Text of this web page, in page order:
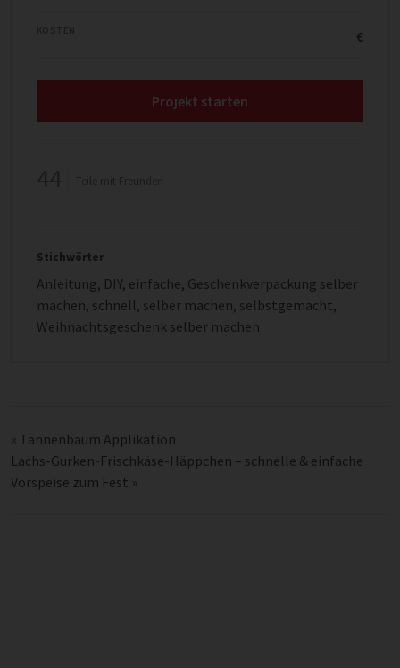
€
Projekt starten
Stichwörter
Anleitung, DIY, einfache, Geschenkverpackung selber
machen, schnell, selber machen, selbstgemacht,
Weihnachtsgeschenk selber machen
« Tannenbaum Applikation
Lachs-Gurken-Frischkäse-Häppchen – schnelle & einfache
Vorspeise zum Fest »